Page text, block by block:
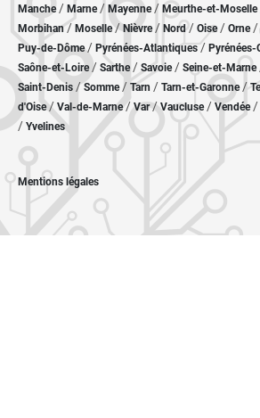
Manche/ Marne/ Mayenne/ Meurthe-et-Moselle
Morbihan/ Moselle/ Nièvre / Nord/ Oise / Orne/
Puy-de-Dôme/ Pyrénées-Atlantiques / Pyrénées-
Saône-et-Loire/ Sarthe/ Savoie/ Seine-et-Marne
Saint-Denis /Somme/ Tarn / Tarn-et-Garonne/
d'Oise/ Val-de-Marne/Var/Vaucluse/ Vendée/
/ Yvelines
Mentions légales